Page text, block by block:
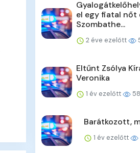
el egy fiatal nőt
Szombathe...
2 éve ezelőtt
Eltűnt Zsólya
Veronika
1 év ezelőtt
Barátkozott,
1 év ezelőtt